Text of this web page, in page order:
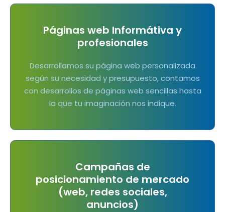
Páginas web Informátiva y
profesionales
Desarrollamos su página web personalizada
según su necesidad y presupuesto, contamos
con desarrollos de páginas web sencillas hasta
la que tu imaginación nos indique.
Campañas de
posicionamiento de mercado
(web, redes sociales,
anuncios)